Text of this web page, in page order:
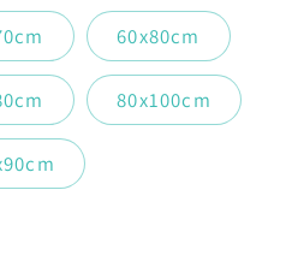
60x80cm
80x100cm